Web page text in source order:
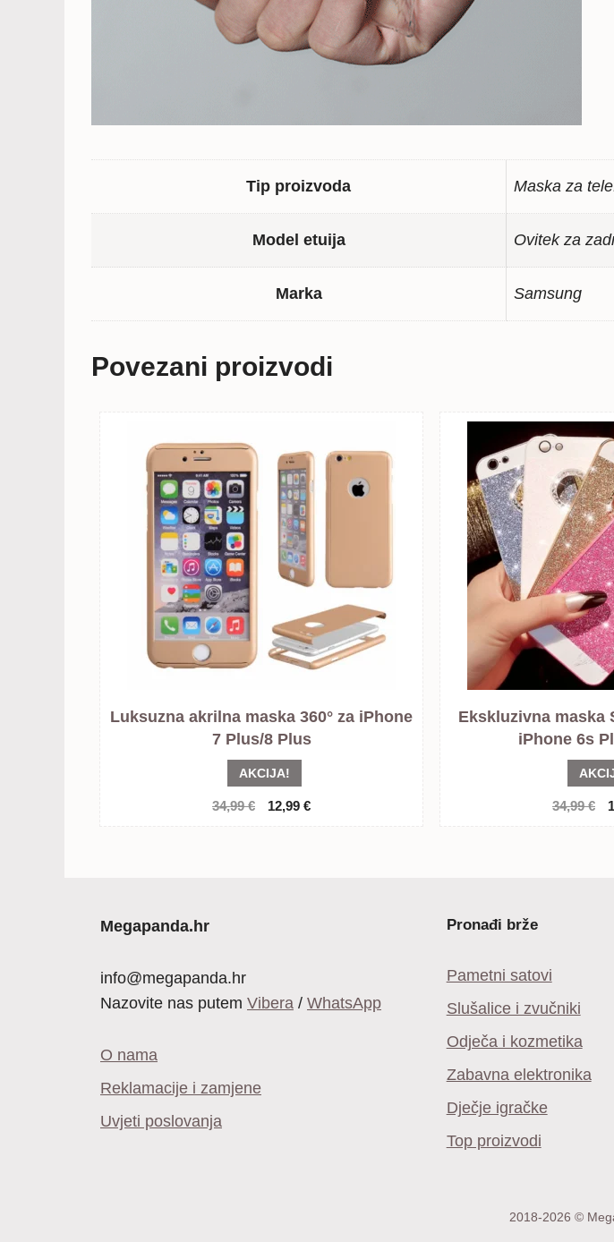
Tip proizvoda Maska za
Model etuija Ovitek za
Marka Samsung
Povezani proizvodi
Luksuzna akrilna maska 360° za iPhone
7 Plus/8 Plus
AKCIJA!
34,99€
Izvorna
12,99 €Trenutna
Ekskluzivna maska
iPhone 6s
34,99€
Megapanda.hr
info@megapanda.hr
Nazovite nas putem Vibera / WhatsApp
O nama
Reklamacije i zamjene
Uvjeti poslovanja
Pronađi brže
Pametni satovi
Slušalice i zvučniki
Odječa i kozmetika
Zabavna elektronika
Dječje igračke
Top proizvodi
2018-2026 ©